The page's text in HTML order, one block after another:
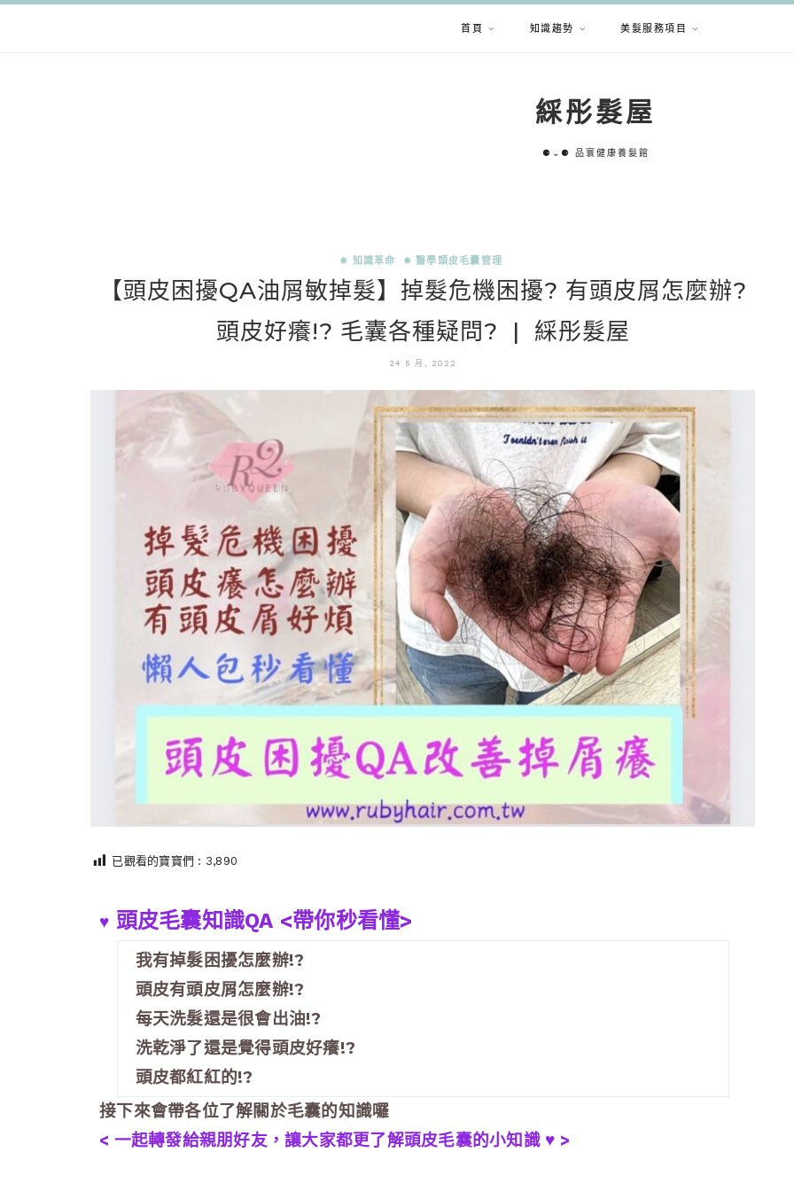
首頁 知識趨勢 美髮服務項目
綵彤髮屋
⚈⌄⚈ 品寰健康養髮館
✵ 知識革命 ✵ 醫學頭皮毛囊管理
【頭皮困擾QA油屑敏掉髮】掉髮危機困擾? 有頭皮屑怎麼辦?
頭皮好癢!? 毛囊各種疑問? | 綵彤髮屋
24 5 月, 2022
已觀看的寶寶們 : 3,890
♥ 頭皮毛囊知識QA <帶你秒看懂>
我有掉髮困擾怎麼辦!?
頭皮有頭皮屑怎麼辦!?
每天洗髮還是很會出油!?
洗乾淨了還是覺得頭皮好癢!?
頭皮都紅紅的!?
接下來會帶各位了解關於毛囊的知識囉
< 一起轉發給親朋好友，讓大家都更了解頭皮毛囊的小知識♥ >